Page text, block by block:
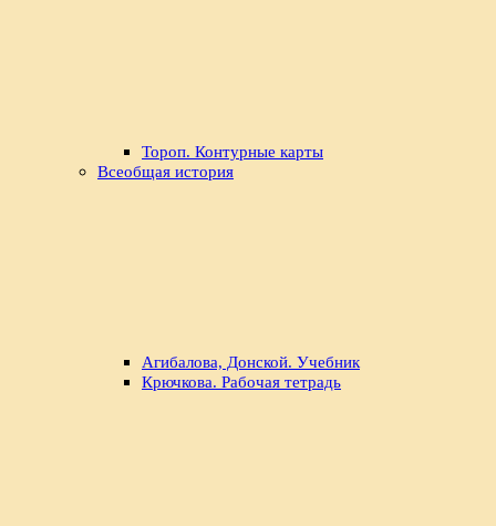
Тороп. Контурные карты
Всеобщая история
Агибалова, Донской. Учебник
Крючкова. Рабочая тетрадь